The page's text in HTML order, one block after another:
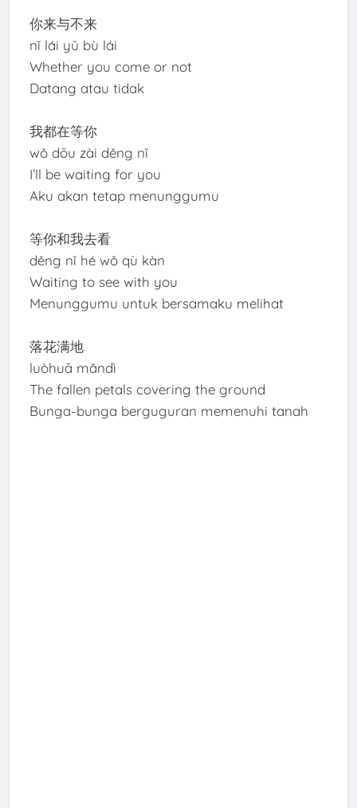
你来与不来
nǐ lái yǔ bù lái
Whether you come or not
Datang atau tidak
我都在等你
wǒ dōu zài děng nǐ
I’ll be waiting for you
Aku akan tetap menunggumu
等你和我去看
děng nǐ hé wǒ qù kàn
Waiting to see with you
Menunggumu untuk bersamaku melihat
落花满地
luòhuā mǎndì
The fallen petals covering the ground
Bunga-bunga berguguran memenuhi tanah